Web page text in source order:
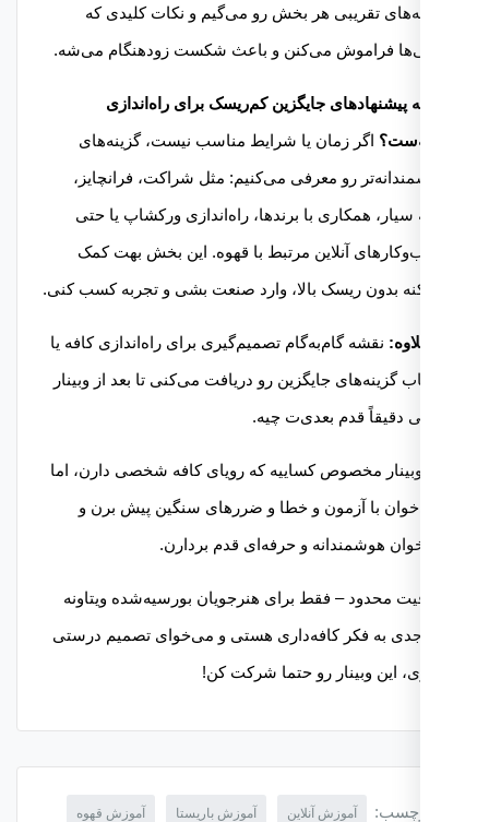
تقریبی هر بخش رو می‌گیم و نکات کلیدی که
فراموش می‌کنن و باعث شکست زودهنگام می‌شه.
پیشنهادهای جایگزین کم‌ریسک برای راه‌اندازی
اگر زمان یا شرایط مناسب نیست، گزینه‌های
رو معرفی می‌کنیم: مثل شراکت، فرانچایز،
سیار، همکاری با برندها، راه‌اندازی ورکشاپ یا حتی
آنلاین مرتبط با قهوه. این بخش بهت کمک
بدون ریسک بالا، وارد صنعت بشی و تجربه کسب کنی.
نقشه گام‌به‌گام تصمیم‌گیری برای راه‌اندازی کافه یا
گزینه‌های جایگزین رو دریافت می‌کنی تا بعد از وبینار
دقیقاً قدم بعدی‌ت چیه.
مخصوص کساییه که رویای کافه شخصی دارن، اما
با آزمون و خطا و ضررهای سنگین پیش برن و
هوشمندانه و حرفه‌ای قدم بردارن.
محدود – فقط برای هنرجویان بورسیه‌شده ویتاونه
به فکر کافه‌داری هستی و می‌خوای تصمیم درستی
این وبینار رو حتما شرکت کن!
آموزش آنلاین آموزش باریستا آموزش قهوه